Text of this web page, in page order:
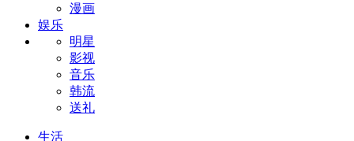
漫画
娱乐
明星
影视
音乐
韩流
送礼
生活